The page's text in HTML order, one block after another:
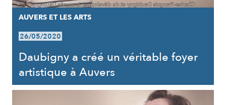
AUVERS ET LES ARTS
26/05/2020
Daubigny a créé un véritable foyer
artistique à Auvers